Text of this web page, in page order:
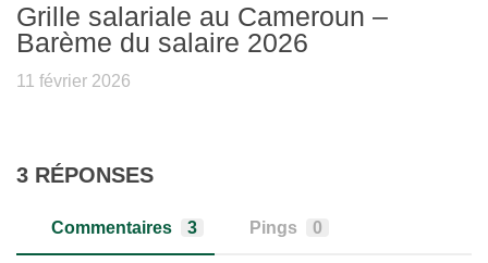
Grille salariale au Cameroun –
Barème du salaire 2026
11 février 2026
3 RÉPONSES
Commentaires 3 Pings 0